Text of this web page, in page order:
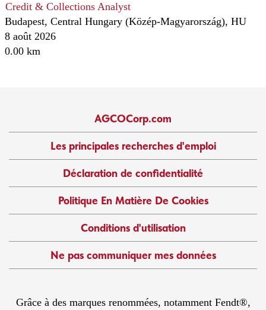
Credit & Collections Analyst
Budapest, Central Hungary (Közép-Magyarország), HU
8 août 2026
0.00 km
AGCOCorp.com
Les principales recherches d'emploi
Déclaration de confidentialité
Politique En Matière De Cookies
Conditions d'utilisation
Ne pas communiquer mes données
Grâce à des marques renommées, notamment Fendt®,